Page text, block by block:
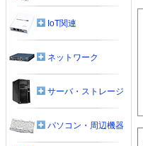
IoT関連
ネットワーク
サーバ・ストレージ
パソコン・周辺機器